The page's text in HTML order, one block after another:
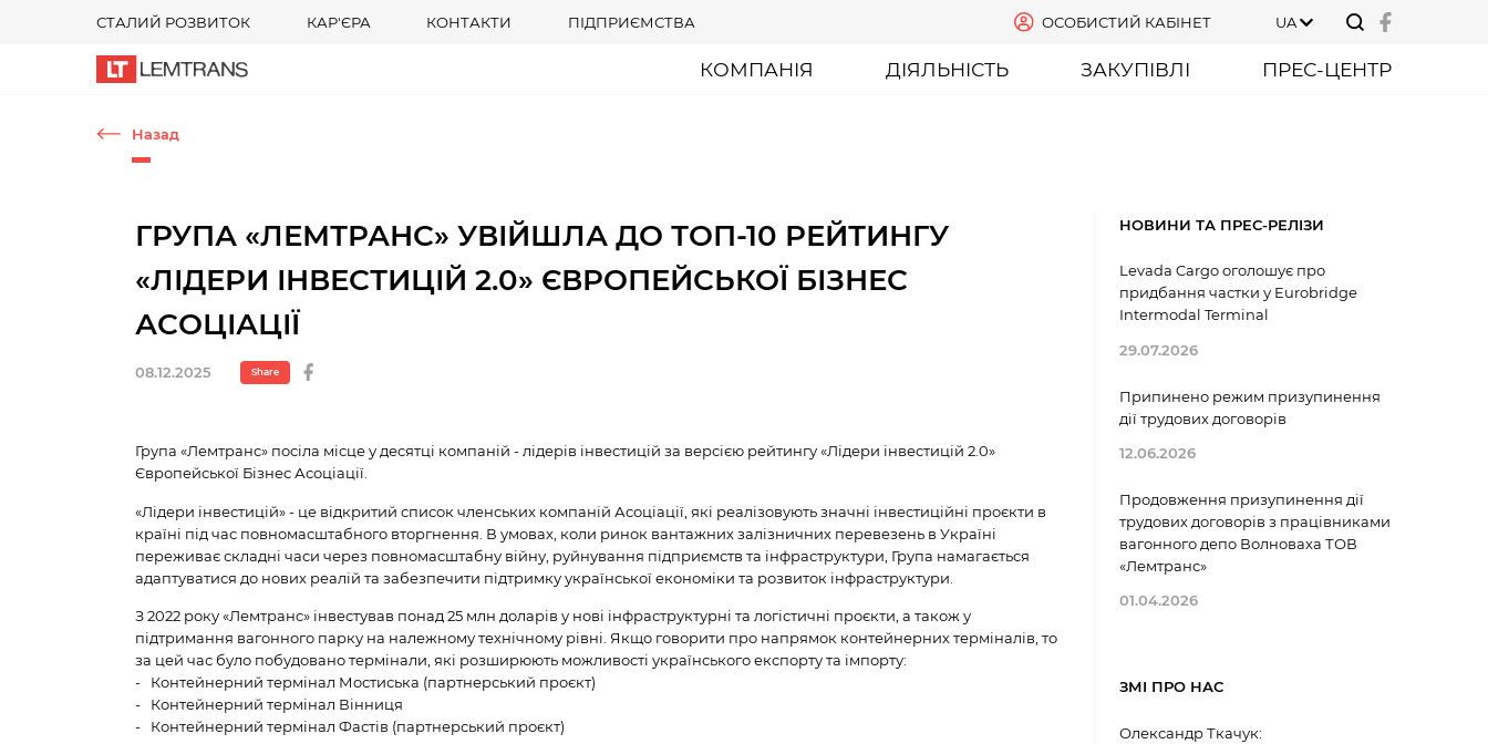
СТАЛИЙ РОЗВИТОК КАР'ЄРА КОНТАКТИ ПІДПРИЄМСТВА ОСОБИСТИЙ КАБІНЕТ UA
КОМПАНІЯ ДІЯЛЬНІСТЬ ЗАКУПІВЛІ ПРЕС-ЦЕНТР
Назад
ГРУПА «ЛЕМТРАНС» УВІЙШЛА ДО ТОП-10 РЕЙТИНГУ
«ЛІДЕРИ ІНВЕСТИЦІЙ 2.0» ЄВРОПЕЙСЬКОЇ БІЗНЕС
АСОЦІАЦІЇ
08.12.2025 Share
Група «Лемтранс» посіла місце у десятці компаній - лідерів інвестицій за версією рейтингу «Лідери інвестицій 2.0»
Європейської Бізнес Асоціації.
«Лідери інвестицій» - це відкритий список членських компаній Асоціації, які реалізовують значні інвестиційні проєкти в
країні під час повномасштабного вторгнення. В умовах, коли ринок вантажних залізничних перевезень в Україні
переживає складні часи через повномасштабну війну, руйнування підприємств та інфраструктури, Група намагається
адаптуватися до нових реалій та забезпечити підтримку української економіки та розвиток інфраструктури.
З 2022 року «Лемтранс» інвестував понад 25 млн доларів у нові інфраструктурні та логістичні проєкти, а також у
підтримання вагонного парку на належному технічному рівні. Якщо говорити про напрямок контейнерних терміналів, то
за цей час було побудовано термінали, які розширюють можливості українського експорту та імпорту:
- Контейнерний термінал Мостиська (партнерський проєкт)
- Контейнерний термінал Вінниця
- Контейнерний термінал Фастів (партнерський проєкт)
НОВИНИ ТА ПРЕС-РЕЛІЗИ
Levada Cargo оголошує про
придбання частки у Eurobridge
Intermodal Terminal
29.07.2026
Припинено режим призупинення
дії трудових договорів
12.06.2026
Продовження призупинення дії
трудових договорів з працівниками
вагонного депо Волноваха ТОВ
«Лемтранс»
01.04.2026
ЗМІ ПРО НАС
Олександр Ткачук: